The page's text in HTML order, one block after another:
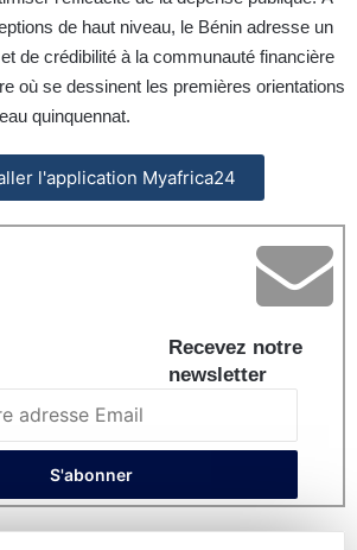
de haut niveau, le Bénin adresse un
de crédibilité à la communauté financière
où se dessinent les premières orientations
quinquennat.
l'application Myafrica24
Recevez notre
newsletter